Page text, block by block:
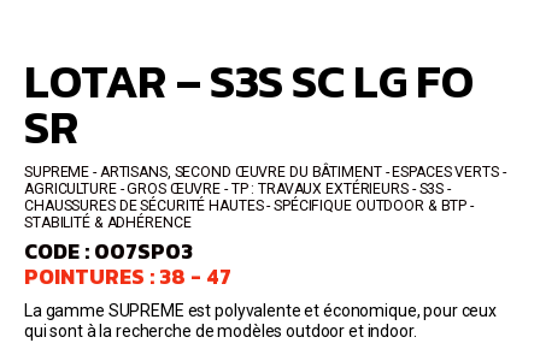
LOTAR – S3S SC LG FO
SR
CODE : 007SP03
POINTURES : 38 - 47
La gamme SUPREME est polyvalente et économique, pour ceux
qui sont à la recherche de modèles outdoor et indoor.
SUPREME
ARTISANS, SECOND ŒUVRE DU BÂTIMENT - ESPACES VERTS -
AGRICULTURE - GROS ŒUVRE - TP : TRAVAUX EXTÉRIEURS
S3S
CHAUSSURES DE SÉCURITÉ HAUTES
SPÉCIFIQUE OUTDOOR & BTP -
STABILITÉ & ADHÉRENCE